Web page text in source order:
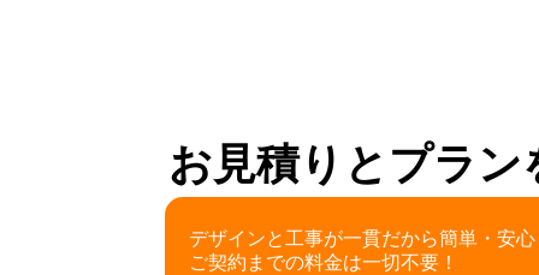
お見積りとプラン
デザインと工事が一貫だから簡単・安心
ご契約までの料金は一切不要！